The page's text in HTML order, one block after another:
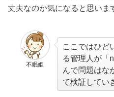
丈夫なのか気になると思いま
不眠姫
ここではひど
る管理人が「
んで問題はな
て検証してい